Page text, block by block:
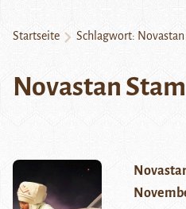
Startseite Schlagwort:
Novastan